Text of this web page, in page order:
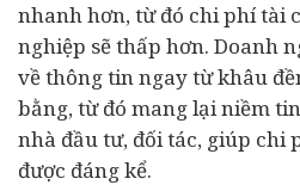
nhanh hơn, từ đó chi phí tài
nghiệp sẽ thấp hơn. Doanh
về thông tin ngay từ khâu
bằng, từ đó mang lại niềm
nhà đầu tư, đối tác, giúp chi
được đáng kể.